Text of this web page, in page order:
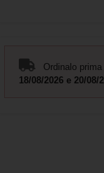
L’ordine minimo è di
sempre una
modificare prima
Ordinalo
18/08/2026 e 20/08/